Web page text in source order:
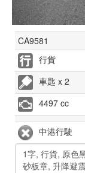
CA9581
行貨
車匙 x 2
4497 cc
中港行駛